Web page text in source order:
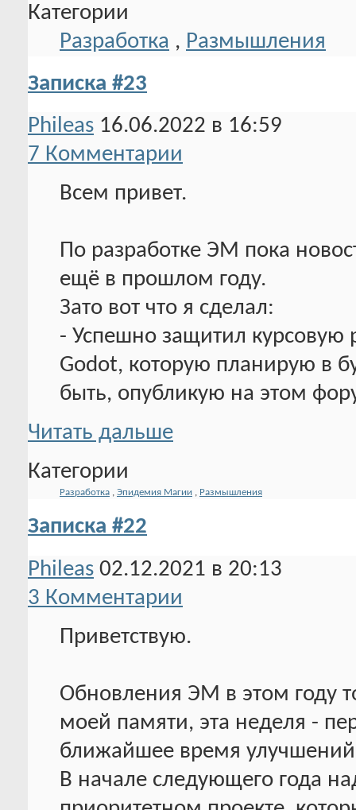
Категории
Разработка , Размышления
Записка #23
Phileas 16.06.2022 в 16:59
7 Комментарии
Всем привет.
По разработке ЭМ пока
ещё в прошлом году.
Зато вот что я сделал:
- Успешно защитил курсовую
Godot, которую планирую в
быть, опубликую на этом
Читать дальше
Категории
Разработка , Эпидемия Магии , Размышления
Записка #22
Phileas 02.12.2021 в 20:13
3 Комментарии
Приветствую.
Обновления ЭМ в этом году
моей памяти, эта неделя -
ближайшее время
В начале следующего года